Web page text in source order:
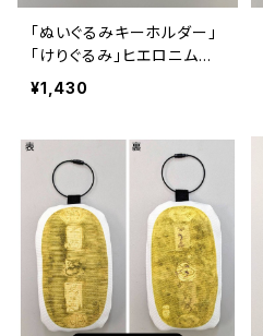
「ぬいぐるみキーホルダー」
「けりぐるみ」ヒエロニムス・
ボス 快楽の園 聖アント
ニウスの誘惑 乾草車の三
ゃ
¥1,430